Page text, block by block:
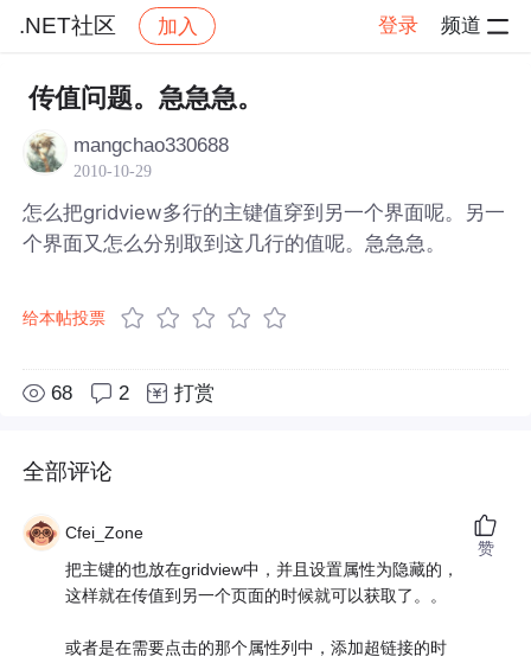
.NET社区 加入 登录 频道
社区 .NET社区 帖子详情
传值问题。急急急。
mangchao330688
2010-10-29
怎么把gridview多行的主键值穿到另一个界面呢。另一
个界面又怎么分别取到这几行的值呢。急急急。
给本帖投票
68 2 打赏
全部评论
Cfei_Zone
把主键的也放在gridview中，并且设置属性为隐藏的，
这样就在传值到另一个页面的时候就可以获取了。。
或者是在需要点击的那个属性列中，添加超链接的时
赞